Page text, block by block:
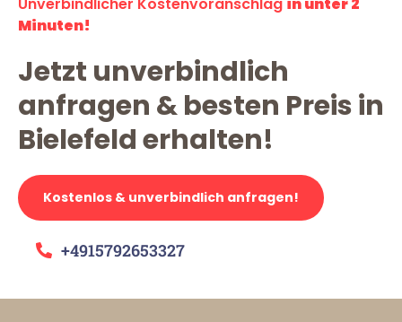
Minuten!
Jetzt unverbindlich
anfragen & besten Preis in
Bielefeld erhalten!
Kostenlos & unverbindlich anfragen!
+4915792653327